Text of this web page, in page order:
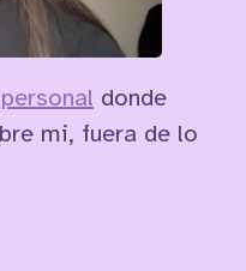
donde
mi, fuera de lo